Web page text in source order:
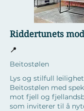
Riddertunets
📍
Beitostølen
Lys og stilfull
Beitostølen med
mot fjell og
som inviterer til å